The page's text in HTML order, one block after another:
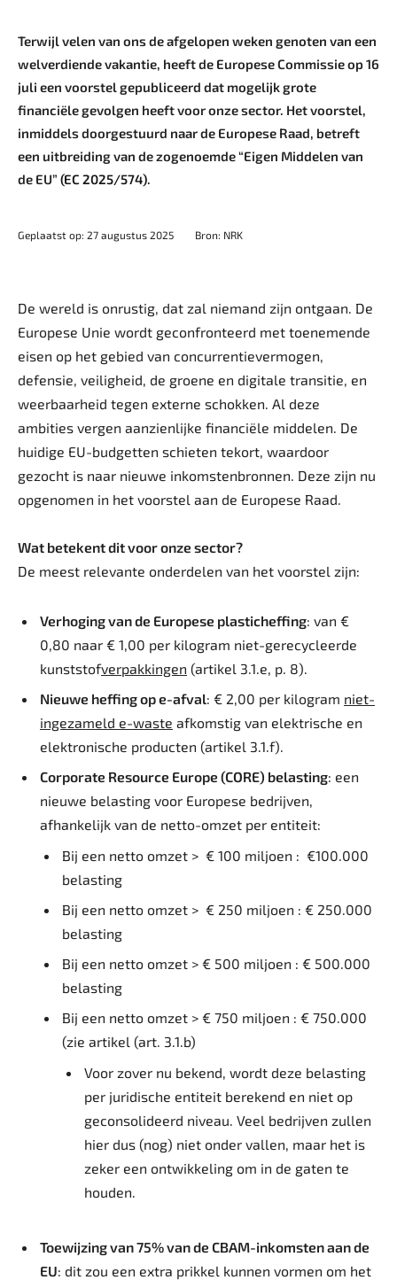
Terwijl velen van ons de afgelopen weken genoten van een
welverdiende vakantie, heeft de Europese Commissie op 16
juli een voorstel gepubliceerd dat mogelijk grote
financiële gevolgen heeft voor onze sector. Het voorstel,
inmiddels doorgestuurd naar de Europese Raad, betreft
een uitbreiding van de zogenoemde “Eigen Middelen van
de EU” (EC 2025/574).
Geplaatst op: 27 augustus 2025 Bron: NRK
De wereld is onrustig, dat zal niemand zijn ontgaan. De
Europese Unie wordt geconfronteerd met toenemende
eisen op het gebied van concurrentievermogen,
defensie, veiligheid, de groene en digitale transitie, en
weerbaarheid tegen externe schokken. Al deze
ambities vergen aanzienlijke financiële middelen. De
huidige EU-budgetten schieten tekort, waardoor
gezocht is naar nieuwe inkomstenbronnen. Deze zijn nu
opgenomen in het voorstel aan de Europese Raad.
Wat betekent dit voor onze sector?
De meest relevante onderdelen van het voorstel zijn:
Verhoging van de Europese plasticheffing: van €
0,80 naar € 1,00 per kilogram niet-gerecycleerde
kunststofverpakkingen (artikel 3.1.e, p. 8).
Nieuwe heffing op e-afval: € 2,00 per kilogram niet-
ingezameld e-waste afkomstig van elektrische en
elektronische producten (artikel 3.1.f).
Corporate Resource Europe (CORE) belasting: een
nieuwe belasting voor Europese bedrijven,
afhankelijk van de netto-omzet per entiteit:
Bij een netto omzet > € 100 miljoen : €100.000
belasting
Bij een netto omzet > ​€ 250 miljoen : € 250.000
belasting
Bij een netto omzet > € 500 miljoen : € 500.000
belasting
Bij een netto omzet > € 750 miljoen : € 750.000 ​
(zie artikel (art. 3.1.b)
Voor zover nu bekend, wordt deze belasting
per juridische entiteit berekend en niet op
geconsolideerd niveau. Veel bedrijven zullen
hier dus (nog) niet onder vallen, maar het is
zeker een ontwikkeling om in de gaten te
houden.
Toewijzing van 75% van de CBAM-inkomsten aan de
EU: dit zou een extra prikkel kunnen vormen om het